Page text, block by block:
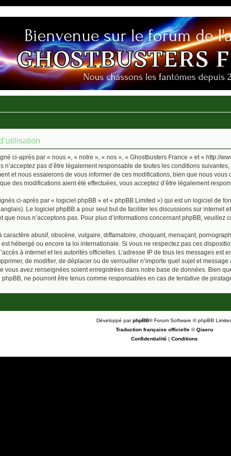
ci-après par « nous », « notre », « nos », « Ghostbusters France » et « http://
pas d’être légalement responsable de toutes les conditions
et nous essaierons de vous informer de ces modifications, bien que nous
des modifications aient été effectuées, vous acceptez d’être légalement
ci-après par « logiciel phpBB » et « phpBB Limited ») qui est un logiciel de
Le logiciel phpBB a pour seul but de faciliter les discussions sur internet
nous n’acceptons pas. Pour plus d’informations concernant phpBB, veuillez
abusif, obscène, vulgaire, diffamatoire, choquant, menaçant,
hébergé ou encore la loi internationale. Si vous ne respectez pas ces
à internet et les autorités officielles. L’adresse IP de tous les messages
de modifier, de déplacer ou de verrouiller n’importe quel sujet et
vous avez renseignées soient enregistrées dans notre base de données. Bien
ne pourront être tenus comme responsables en cas de tentative de
Développé parphpBB® Forum Software © phpBB
Traduction française officielle©Qiaeru
Confidentialité| Conditions